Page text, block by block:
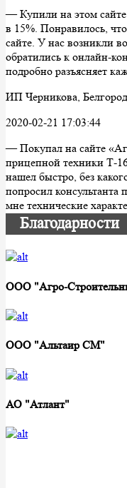
— Купили на этом
в 15%. Понравилось,
сайте. У нас возникли
обратились к онлайн-
подробно разъясняет
ИП Черникова,
2020-02-21 17:03:44
— Покупал на сайте
прицепной техники Т-
нашел быстро, без
попросил
мне технические
Благодарности
ООО "Агро-
ООО "Альтаир СМ"
АО "Атлант"